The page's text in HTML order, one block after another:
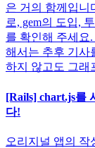
은 거의 함께입니
로, gem의 도입,
를 확인해 주세요
해서는 추후 기사
하지 않고도 그래
[Rails] chart.js를
다!
오리지널 앱의 작